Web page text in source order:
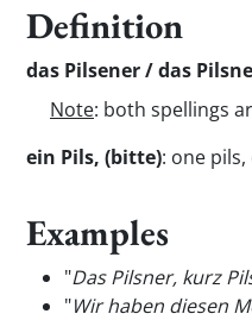
Definition
das Pilsener / das
Note: both spellings
ein Pils, (bitte): one pils,
Examples
"Das Pilsner, kurz
"Wir haben diesen